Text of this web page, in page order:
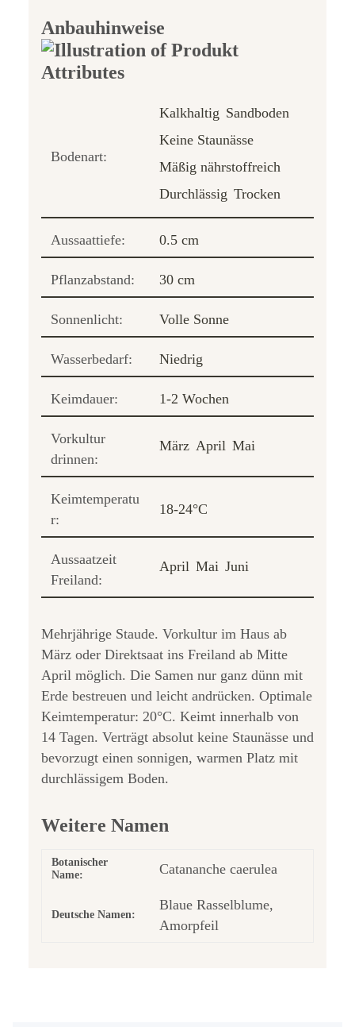
Anbauhinweise
Bodenart:
Kalkhaltig Sandboden
Keine Staunässe
Mäßig nährstoffreich
Durchlässig Trocken
Aussaattiefe: 0.5 cm
Pflanzabstand: 30 cm
Sonnenlicht: Volle Sonne
Wasserbedarf: Niedrig
Keimdauer: 1-2 Wochen
Vorkultur
drinnen:
März April Mai
Keimtemperatu
r:
18-24°C
Aussaatzeit
Freiland:
April Mai Juni
Mehrjährige Staude. Vorkultur im Haus ab
März oder Direktsaat ins Freiland ab Mitte
April möglich. Die Samen nur ganz dünn mit
Erde bestreuen und leicht andrücken. Optimale
Keimtemperatur: 20°C. Keimt innerhalb von
14 Tagen. Verträgt absolut keine Staunässe und
bevorzugt einen sonnigen, warmen Platz mit
durchlässigem Boden.
Weitere Namen
Botanischer
Name:
Catananche caerulea
Deutsche Namen:
Blaue Rasselblume,
Amorpfeil